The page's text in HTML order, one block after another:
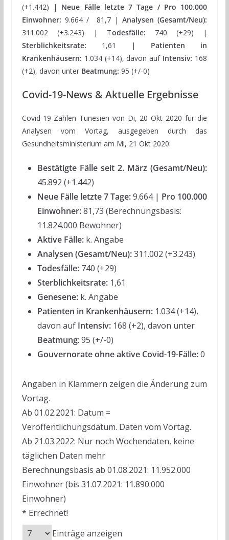
(+1.442) | Neue Fälle letzte 7 Tage / Pro 100.000
Einwohner: 9.664 / 81,7 |Analysen (Gesamt/Neu):
311.002 (+3.243) | Todesfälle: 740 (+29) |
Sterblichkeitsrate: 1,61 | Patienten in
Krankenhäusern: 1.034 (+14), davon auf Intensiv: 168
(+2), davon unter Beatmung: 95 (+/-0)
Covid-19-News & Aktuelle Ergebnisse
Covid-19-Zahlen Tunesien von Di, 20 Okt 2020 für die
Analysen vom Vortag, ausgegeben durch das
Gesundheitsministerium am Mi, 21 Okt 2020:
Bestätigte Fälle seit 2. März (Gesamt/Neu):
45.892 (+1.442)
Neue Fälle letzte 7 Tage:9.664| Pro 100.000
Einwohner:81,73 (Berechnungsbasis:
11.824.000 Bewohner)
Aktive Fälle:k. Angabe
Analysen (Gesamt/Neu):311.002 (+3.243)
Todesfälle:740 (+29)
Sterblichkeitsrate:1,61
Genesene:k. Angabe
Patienten in Krankenhäusern:1.034 (+14),
davon auf Intensiv:168 (+2), davon unter
Beatmung: 95 (+/-0)
Gouvernorate ohne aktive Covid-19-Fälle:0
Angaben in Klammern zeigen die Änderung zum
Vortag.
Ab 01.02.2021: Datum =
Veröffentlichungsdatum. Daten vom Vortag.
Ab 21.03.2022: Nur noch Wochendaten, keine
täglichen Daten mehr
Berechnungsbasis ab 01.08.2021: 11.952.000
Einwohner (bis 31.07.2021: 11.890.000
Einwohner)
* Errechnet!
Einträge anzeigen